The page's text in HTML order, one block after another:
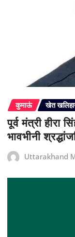
कुमाऊं खेत
पूर्व मंत्री हीरा
भावभीनी
Uttarakhand